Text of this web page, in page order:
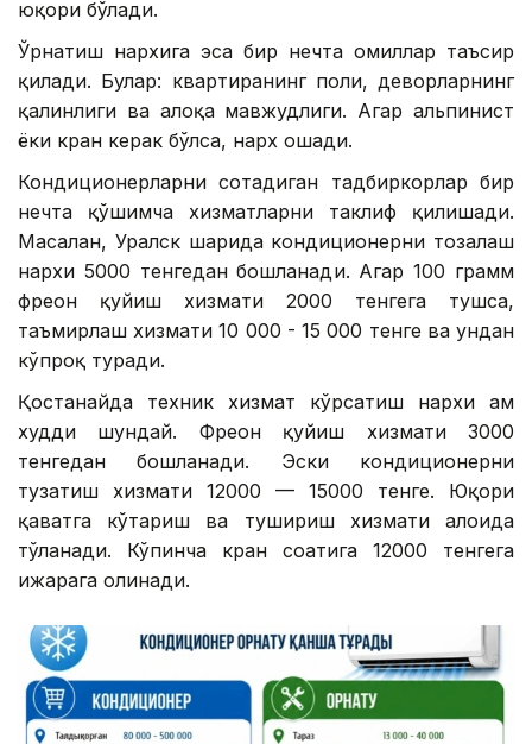
юқори бўлади.
Ўрнатиш нархига эса бир нечта омиллар таъсир
қилади. Булар: квартиранинг поли, деворларнинг
қалинлиги ва алоқа мавжудлиги. Агар альпинист
ёки кран керак бўлса, нарх ошади.
Кондиционерларни сотадиган тадбиркорлар бир
нечта қўшимча хизматларни таклиф қилишади.
Масалан, Уралск шаҳрида кондиционерни тозалаш
нархи 5000 тенгедан бошланади. Агар 100 грамм
фреон қуйиш хизмати 2000 тенгега тушса,
таъмирлаш хизмати 10 000 - 15 000 тенге ва ундан
кўпроқ туради.
Қостанайда техник хизмат кўрсатиш нархи ҳам
худди шундай. Фреон қуйиш хизмати 3000
тенгедан бошланади. Эски кондиционерни
тузатиш хизмати 12000 — 15000 тенге. Юқори
қаватга кўтариш ва тушириш хизмати алоҳида
тўланади. Кўпинча кран соатига 12000 тенгега
ижарага олинади.